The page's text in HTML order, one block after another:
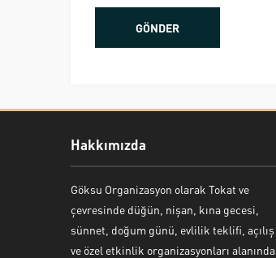
Hakkımızda
Göksu Organizasyon olarak Tokat ve
çevresinde düğün, nişan, kına gecesi,
sünnet, doğum günü, evlilik teklifi, açılış
ve özel etkinlik organizasyonları alanında
Bekir Kiper